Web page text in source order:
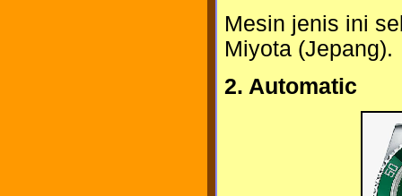
Mesin jenis ini
Miyota (Jepang).
2. Automatic